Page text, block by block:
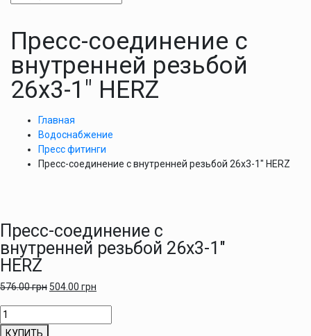
Пресс-соединение с
внутренней резьбой
26х3-1″ HERZ
Главная
Водоснабжение
Пресс фитинги
Пресс-соединение с внутренней резьбой 26х3-1″ HERZ
Пресс-соединение с
внутренней резьбой 26х3-1″
HERZ
576.00грн 504.00 грн
Количество
товара
КУПИТЬ